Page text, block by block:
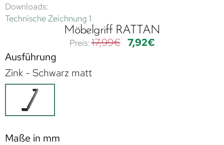
Downloads:
Technische Zeichnung 1
Möbelgriff RATTAN
17,99€ 7,92€
Ausführung
Zink - Schwarz matt
Maße in mm